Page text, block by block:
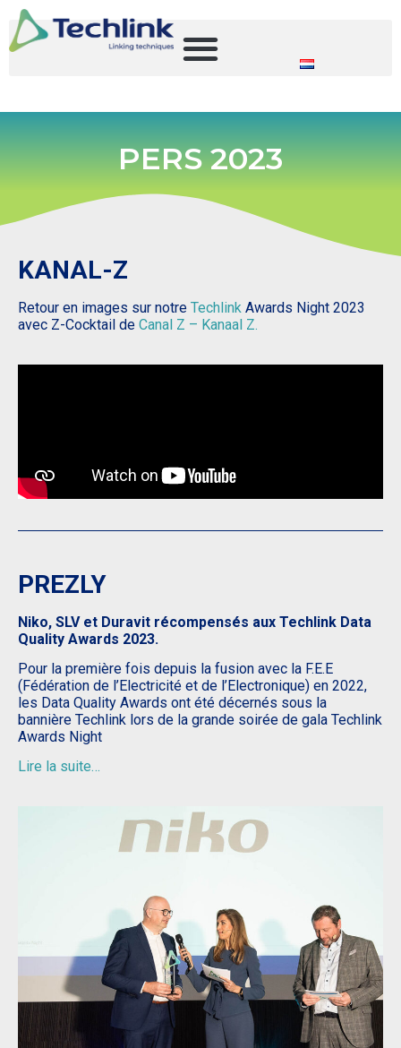
PERS 2023
KANAL-Z
Retour en images sur notre Techlink Awards Night 2023
avec Z-Cocktail de Canal Z – Kanaal Z.
PREZLY
Niko, SLV et Duravit récompensés aux Techlink Data
Quality Awards 2023.
Pour la première fois depuis la fusion avec la F.E.E
(Fédération de l’Electricité et de l’Electronique) en 2022,
les Data Quality Awards ont été décernés sous la
bannière Techlink lors de la grande soirée de gala Techlink
Awards Night
Lire la suite…